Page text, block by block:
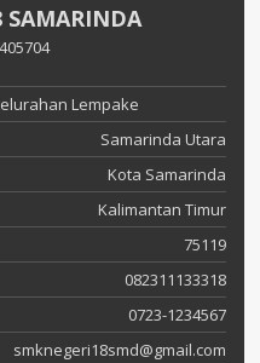
SAMARINDA
Lempake
Samarinda Utara
Kota Samarinda
Kalimantan Timur
75119
082311133318
0723-1234567
smknegeri18smd@gmail.com